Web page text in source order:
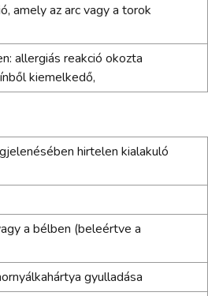
amely az arc vagy a torok
allergiás reakció okozta
kiemelkedő,
hirtelen kialakuló
a bélben (beleértve a
gyulladása